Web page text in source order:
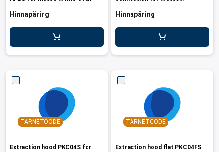
Hinnapäring Hinnapäring
TARNETOODE
Extraction hood PKC04S for
TARNETOODE
Extraction hood flat PKC04FS